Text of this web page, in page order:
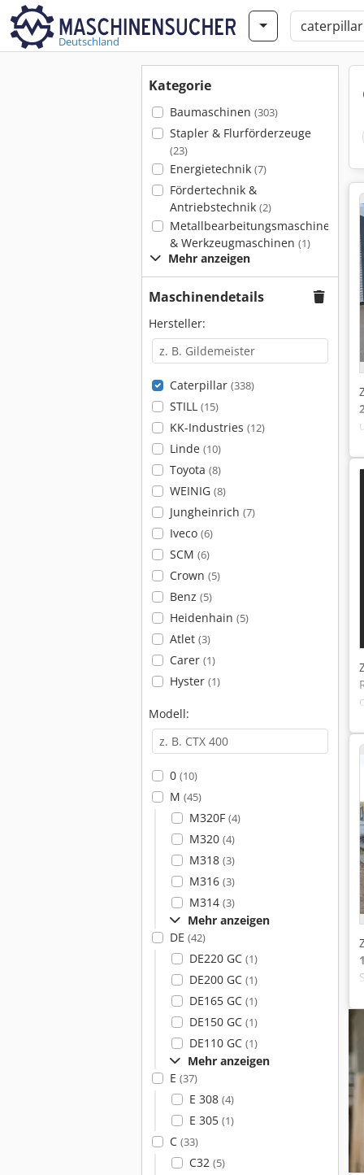
Deutschland
Kategorie
Baumaschinen (303)
Stapler & Flurförderzeuge
(23)
Energietechnik (7)
Fördertechnik &
Antriebstechnik (2)
Metallbearbeitungsmaschinen
& Werkzeugmaschinen (1)
Mehr anzeigen
Maschinendetails
Hersteller:
Caterpillar (338)
STILL (15)
KK-Industries (12)
Linde (10)
Toyota (8)
WEINIG (8)
Jungheinrich (7)
Iveco (6)
SCM (6)
Crown (5)
Benz (5)
Heidenhain (5)
Atlet (3)
Carer (1)
Hyster (1)
Modell:
0 (10)
M (45)
M320F (4)
M320 (4)
M318 (3)
M316 (3)
M314 (3)
Mehr anzeigen
DE (42)
DE220 GC (1)
DE200 GC (1)
DE165 GC (1)
DE150 GC (1)
DE110 GC (1)
Mehr anzeigen
E (37)
E 308 (4)
E 305 (1)
C (33)
C32 (5)